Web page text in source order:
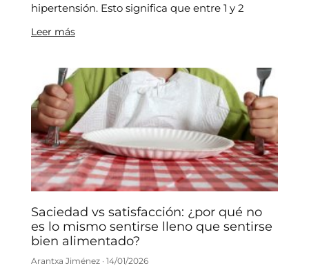
hipertensión. Esto significa que entre 1 y 2
Leer más
Saciedad vs satisfacción: ¿por qué no
es lo mismo sentirse lleno que sentirse
bien alimentado?
Arantxa Jiménez 14/01/2026